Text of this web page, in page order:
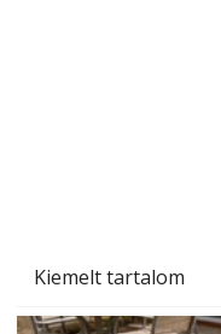
Kiemelt tartalom